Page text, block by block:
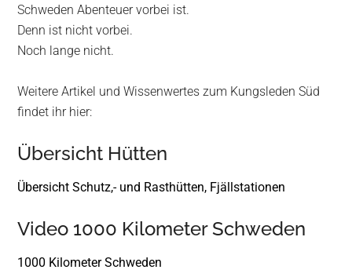
Schweden Abenteuer vorbei ist.
Denn ist nicht vorbei.
Noch lange nicht.
Weitere Artikel und Wissenwertes zum Kungsleden Süd
findet ihr hier:
Übersicht Hütten
Übersicht Schutz,- und Rasthütten, Fjällstationen
Video 1000 Kilometer Schweden
1000 Kilometer Schweden